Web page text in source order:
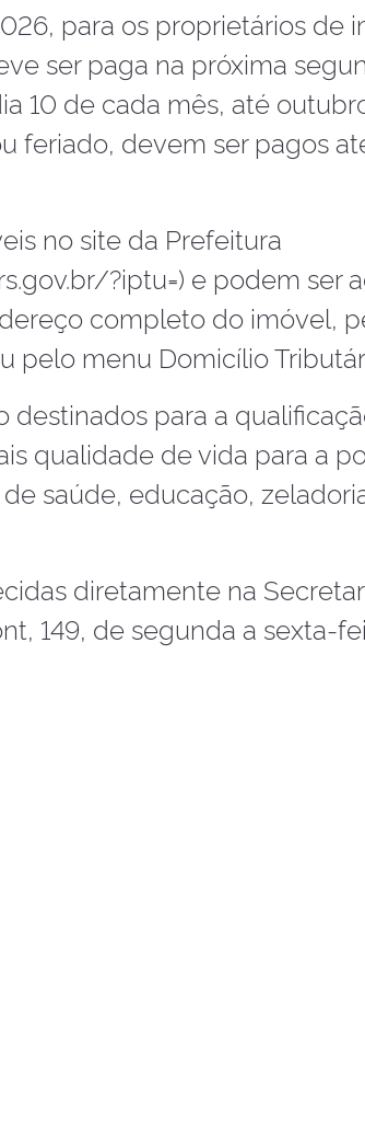
para os proprietários de
ser paga na próxima
10 de cada mês, até
feriado, devem ser pagos
no site da Prefeitura
?iptu=) e podem ser
completo do imóvel,
pelo menu Domicílio
destinados para a
qualidade de vida para a
saúde, educação,
diretamente na
149, de segunda a sexta-